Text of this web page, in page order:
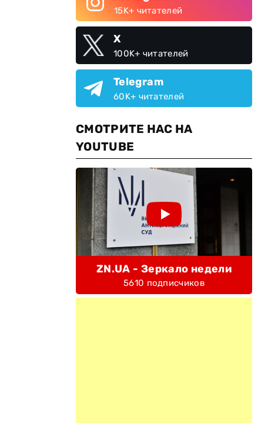
15K+ читателей
X
100K+ читателей
Telegram
60K+ читателей
СМОТРИТЕ НАС НА
YOUTUBE
ZN.UA - Зеркало недели
5610 подписчиков